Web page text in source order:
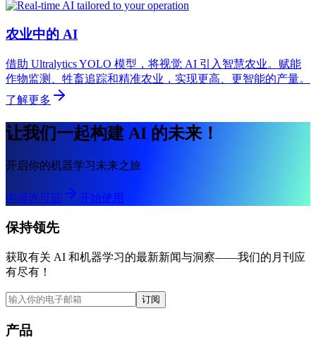
农业中的 AI
借助 Ultralytics YOLO 模型，将视觉 AI 引入智慧农业。赋能
作物监测、牲畜追踪和精准农业，实现更高、更智能的产量。
了解更多
让我们一起构建 AI 的未来！
开启你的机器学习未来之旅
申请许可证 开始使用
保持领先
获取有关 AI 和机器学习的最新新闻与洞察——我们的月刊应
有尽有！
订阅
产品